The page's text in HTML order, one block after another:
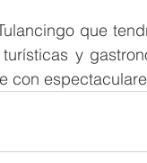
que
y
con